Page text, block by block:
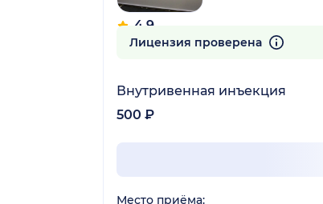
4.9
306 отзывов
Лицензия проверена
Внутривенная инъекция
500 ₽
Место приёма: